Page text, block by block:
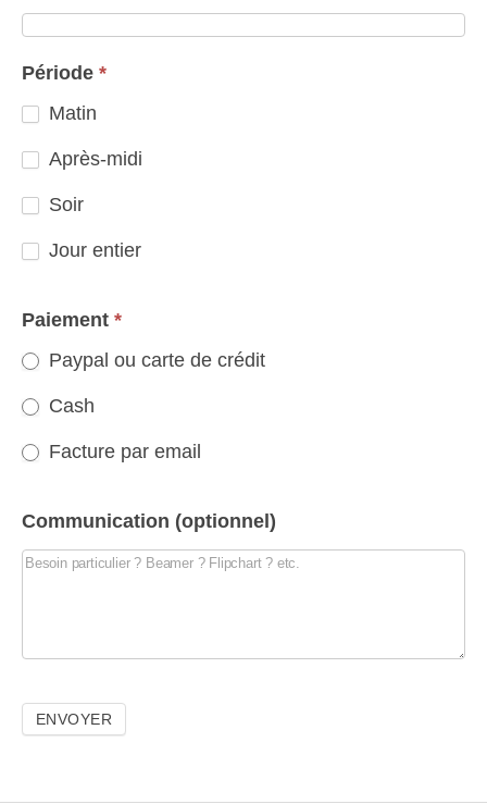
Période *
Matin
Après-midi
Soir
Jour entier
Paiement *
Paypal ou carte de crédit
Cash
Facture par email
Communication (optionnel)